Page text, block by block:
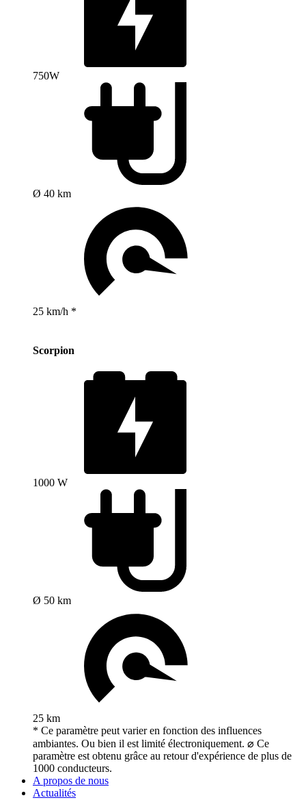
750W
Ø 40 km
25 km/h *
Scorpion
1000 W
Ø 50 km
25 km
* Ce paramètre peut varier en fonction des influences
ambiantes. Ou bien il est limité électroniquement. ⌀ Ce
paramètre est obtenu grâce au retour d'expérience de plus de
1000 conducteurs.
A propos de nous
Actualités